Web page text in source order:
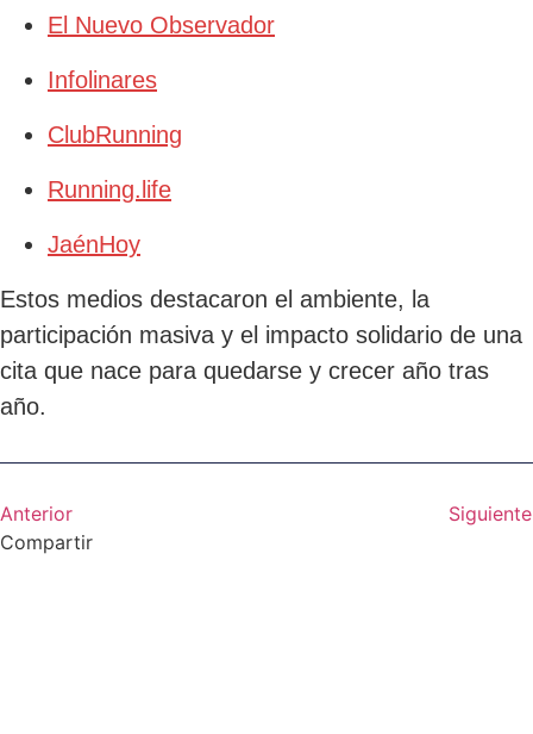
El Nuevo Observador
Infolinares
ClubRunning
Running.life
JaénHoy
Estos medios destacaron el ambiente, la
participación masiva y el impacto solidario de una
cita que nace para quedarse y crecer año tras
año.
Anterior
Siguiente
Compartir